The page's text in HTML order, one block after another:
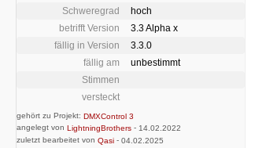
Schweregrad
hoch
betrifft Version
3.3 Alpha x
fällig in Version
3.3.0
fällig am
unbestimmt
Stimmen
versteckt
gehört zu Projekt: DMXControl 3
angelegt von LightningBrothers - 14.02.2022
zuletzt bearbeitet von Qasi - 04.02.2025